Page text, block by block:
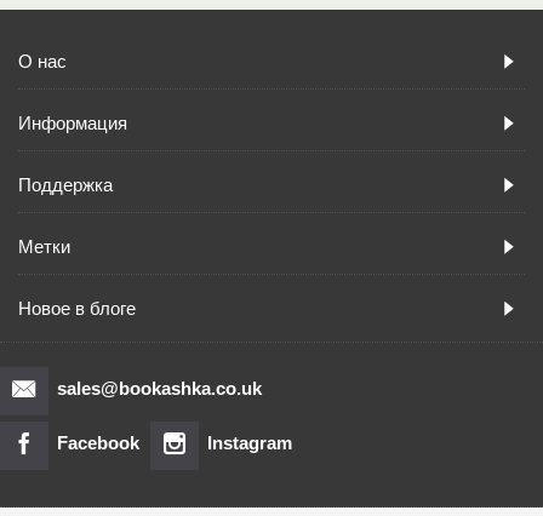
О нас
Информация
Поддержка
Метки
Новое в блоге
sales@bookashka.co.uk
Facebook Instagram